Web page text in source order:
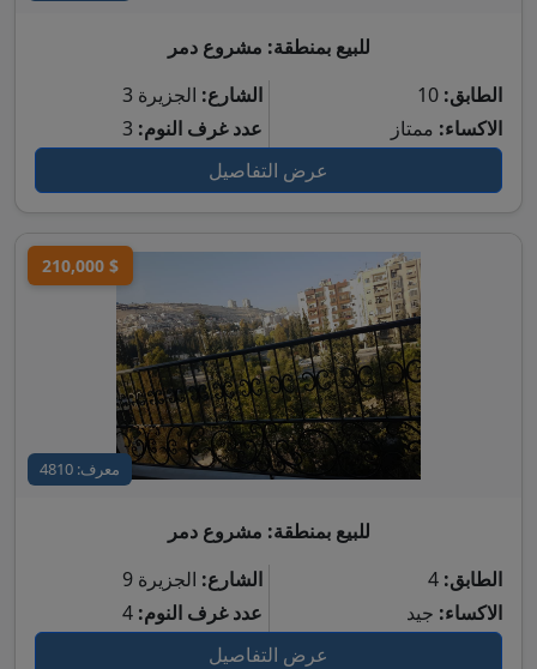
للبيع بمنطقة: مشروع دمر
الشارع: الجزيرة 3
عدد غرف النوم:
الطابق:
الاكساء: ممتاز
عرض التفاصيل
210,000 $
معرف: 4810
للبيع بمنطقة: مشروع دمر
الشارع: الجزيرة 9
عدد غرف النوم: 4
الطابق:
الاكساء: جيد
عرض التفاصيل